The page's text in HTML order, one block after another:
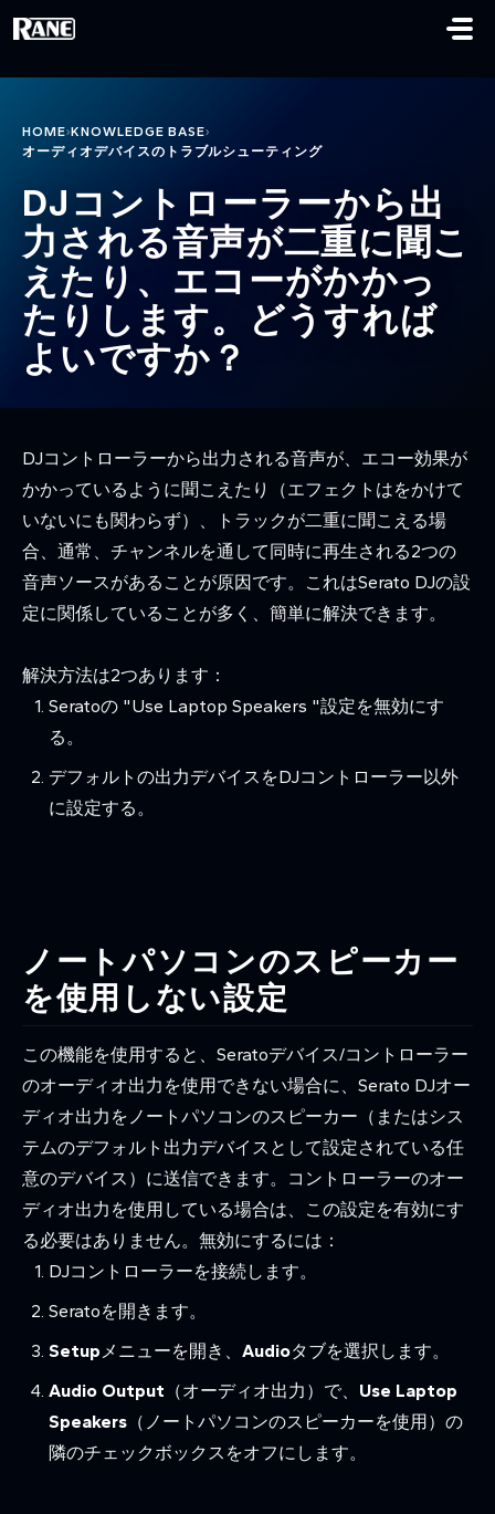
HOME›KNOWLEDGE BASE›
オーディオデバイスのトラブルシューティング
DJコントローラーから出
力される音声が二重に聞こ
えたり、エコーがかかっ
たりします。どうすれば
よいですか？
DJコントローラーから出力される音声が、エコー効果が
かかっているように聞こえたり（エフェクトはをかけて
いないにも関わらず）、トラックが二重に聞こえる場
合、通常、チャンネルを通して同時に再生される2つの
音声ソースがあることが原因です。これはSerato DJの設
定に関係していることが多く、簡単に解決できます。
解決方法は2つあります：
Seratoの "Use Laptop Speakers "設定を無効にす
る。
デフォルトの出力デバイスをDJコントローラー以外
に設定する。
ノートパソコンのスピーカー
を使用しない設定
この機能を使用すると、Seratoデバイス/コントローラー
のオーディオ出力を使用できない場合に、Serato DJオー
ディオ出力をノートパソコンのスピーカー（またはシス
テムのデフォルト出力デバイスとして設定されている任
意のデバイス）に送信できます。コントローラーのオー
ディオ出力を使用している場合は、この設定を有効にす
る必要はありません。無効にするには：
DJコントローラーを接続します。
Seratoを開きます。
Setupメニューを開き、 Audioタブを選択します。
Audio Output （オーディオ出力）で、 Use Laptop
Speakers （ノートパソコンのスピーカーを使用）の
隣のチェックボックスをオフにします。